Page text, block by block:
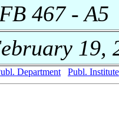
467 - A5
19,
Department Publ. Institute